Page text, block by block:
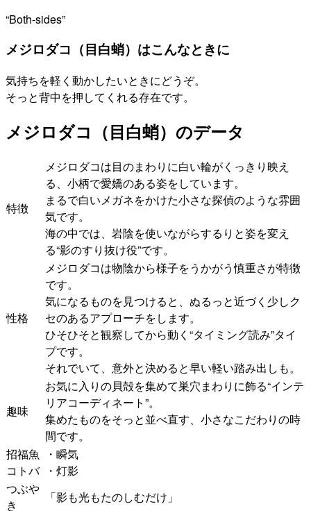
“Both-sides”
メジロダコ（目白蛸）はこんなときに
気持ちを軽く動かしたいときにどうぞ。
そっと背中を押してくれる存在です。
メジロダコ（目白蛸）のデータ
特徴
メジロダコは目のまわりに白い輪がくっきり映え
る、小柄で愛嬌のある姿をしています。
まるで白いメガネをかけた小さな探偵のような雰囲
気です。
海の中では、岩陰を使いながらするりと姿を変え
る“影のすり抜け役”です。
性格
メジロダコは物陰から様子をうかがう慎重さが特徴
です。
気になるものを見つけると、ぬるっと近づく少しク
セのあるアプローチをします。
ひそひそと観察してから動く“タイミング読み”タイ
プです。
それでいて、意外と決めると早い軽い踏み出しも。
趣味
お気に入りの貝殻を集めて巣穴まわりに飾る“インテ
リアコーディネート”。
集めたものをそっと並べ直す、小さなこだわりの時
間です。
招福魚
コトバ
・瞬気
・灯影
つぶや
き
「影も光もたのしむだけ」